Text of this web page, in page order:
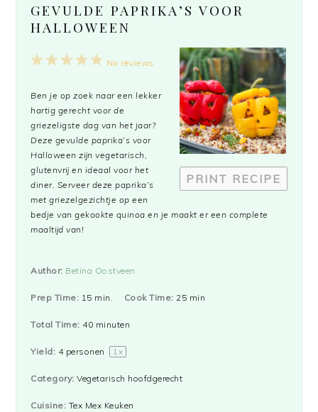
GEVULDE PAPRIKA’S VOOR
HALLOWEEN
PRINT RECIPE
5
4
3
2
1
No reviews
Ben je op zoek naar een lekker
hartig gerecht voor de
griezeligste dag van het jaar?
Deze gevulde paprika’s voor
Halloween zijn vegetarisch,
glutenvrij en ideaal voor het
diner. Serveer deze paprika’s
met griezelgezichtje op een
bedje van gekookte quinoa en je maakt er een complete
maaltijd van!
Author: Betina Oostveen
Prep Time: 15 min. Cook Time: 25 min
Total Time: 40 minuten
Yield: 4personen 1x
Category: Vegetarisch hoofdgerecht
Cuisine: Tex Mex Keuken